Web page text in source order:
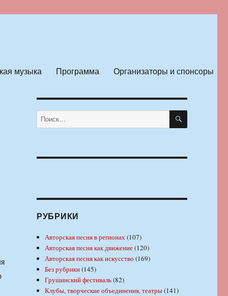
музыка Программа Организаторы и спонсоры
Искать: ПОИСК
РУБРИКИ
Авторская песня в регионах(107)
Авторская песня как движение(120)
Авторская песня как искусство (169)
Без рубрики(145)
Грушинский фестиваль(82)
Клубы, творческие объединения, театры(141)